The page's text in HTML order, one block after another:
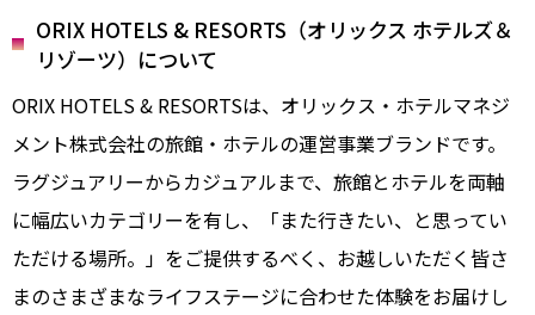
ORIX HOTELS & RESORTS（オリックス ホテルズ＆
リゾーツ）について
ORIX HOTELS & RESORTSは、オリックス・ホテルマネジ
メント株式会社の旅館・ホテルの運営事業ブランドです。
ラグジュアリーからカジュアルまで、旅館とホテルを両軸
に幅広いカテゴリーを有し、「また行きたい、と思ってい
ただける場所。」をご提供するべく、お越しいただく皆さ
まのさまざまなライフステージに合わせた体験をお届けし